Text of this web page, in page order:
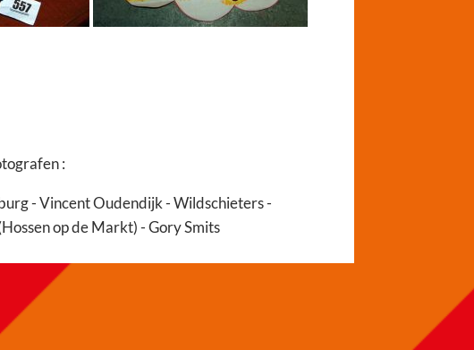
:
- Vincent Oudendijk - Wildschieters -
op de Markt) - Gory Smits